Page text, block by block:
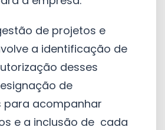
de projetos e
a identificação de
desses
de
para acompanhar
e a inclusão de cada